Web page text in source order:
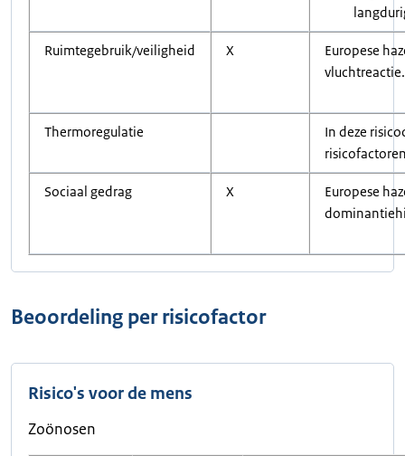
Ruimtegebruik/veiligheid X
Europese
vluchtreactie.
Thermoregulatie
In deze
Sociaal gedrag X
Europese
Beoordeling per risicofactor
Risico's voor de mens
Zoönosen